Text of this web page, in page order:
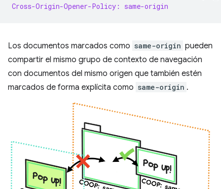
Cross-Origin-Opener-Policy: same-origin
Los documentos marcados como same-origin pueden
compartir el mismo grupo de contexto de navegación
con documentos del mismo origen que también estén
marcados de forma explícita como same-origin .